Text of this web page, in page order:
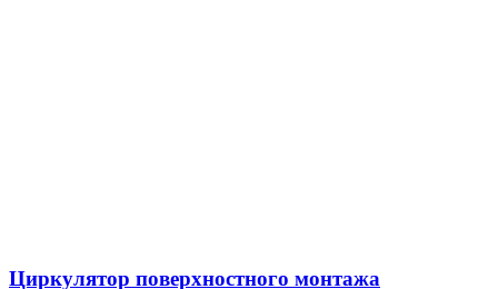
Циркулятор поверхностного монтажа